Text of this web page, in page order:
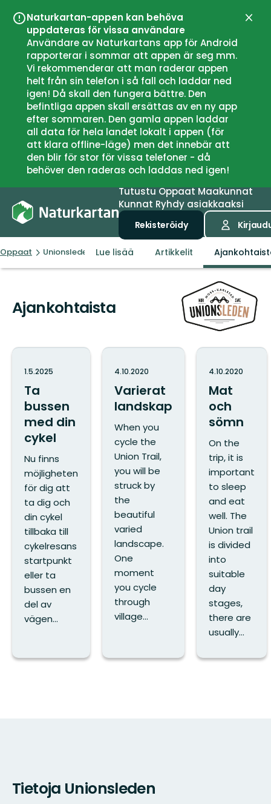
Naturkartan-appen kan behöva
uppdateras för vissa användare
Användare av Naturkartans app för Android
rapporterar i sommar att appen är seg mm.
Vi rekommenderar att man raderar appen
helt från sin telefon i så fall och laddar ned
igen! Då skall den fungera bättre. Den
befintliga appen skall ersättas av en ny app
efter sommaren. Den gamla appen laddar
all data för hela landet lokalt i appen (för
att klara offline-läge) men det innebär att
den blir för stor för vissa telefoner - då
behöver den raderas och laddas ned igen!
Sulje
TutustuOppaatMaakunnat
Kunnat Ryhdy asiakkaaksi
Rekisteröidy
Oppaat Unionsleden Lue lisää Artikkelit
Ajankohtaista
Ta
bussen
med din
cykel
1.5.2025
Nu finns
möjligheten
för dig att
ta dig och
din cykel
tillbaka till
cykelresans
startpunkt
eller ta
bussen en
del av
vägen...
Varierat
landskap
4.10.2020
When you
cycle the
Union Trail,
you will be
struck by
the
beautiful
varied
landscape.
One
moment
you cycle
through
village...
Mat
och
sömn
4.10.2020
On the
trip, it is
important
to sleep
and eat
well. The
Union trail
is divided
into
suitable
day
stages,
there are
usually...
Tietoja Unionsleden